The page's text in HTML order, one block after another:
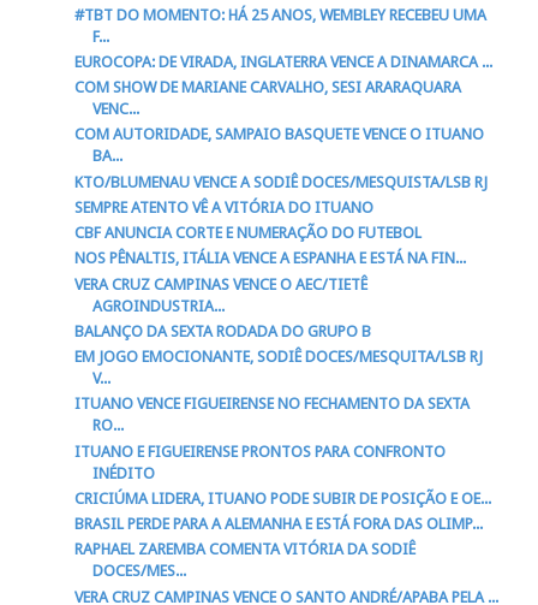
#TBT DO MOMENTO: HÁ 25 ANOS, WEMBLEY RECEBEU UMA
F...
EUROCOPA: DE VIRADA, INGLATERRA VENCE A DINAMARCA ...
COM SHOW DE MARIANE CARVALHO, SESI ARARAQUARA
VENC...
COM AUTORIDADE, SAMPAIO BASQUETE VENCE O ITUANO
BA...
KTO/BLUMENAU VENCE A SODIÊ DOCES/MESQUISTA/LSB RJ
SEMPRE ATENTO VÊ A VITÓRIA DO ITUANO
CBF ANUNCIA CORTE E NUMERAÇÃO DO FUTEBOL
NOS PÊNALTIS, ITÁLIA VENCE A ESPANHA E ESTÁ NA FIN...
VERA CRUZ CAMPINAS VENCE O AEC/TIETÊ
AGROINDUSTRIA...
BALANÇO DA SEXTA RODADA DO GRUPO B
EM JOGO EMOCIONANTE, SODIÊ DOCES/MESQUITA/LSB RJ
V...
ITUANO VENCE FIGUEIRENSE NO FECHAMENTO DA SEXTA
RO...
ITUANO E FIGUEIRENSE PRONTOS PARA CONFRONTO
INÉDITO
CRICIÚMA LIDERA, ITUANO PODE SUBIR DE POSIÇÃO E OE...
BRASIL PERDE PARA A ALEMANHA E ESTÁ FORA DAS OLIMP...
RAPHAEL ZAREMBA COMENTA VITÓRIA DA SODIÊ
DOCES/MES...
VERA CRUZ CAMPINAS VENCE O SANTO ANDRÉ/APABA PELA ...